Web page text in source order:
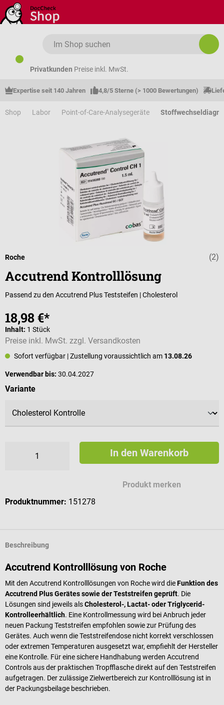
Zum Hauptinhalt springen
Privatkunden Preise inkl. MwSt.
Expertise seit 140 Jahren 4,8/5 Sterne (> 1000 Bewertungen)
Shop Labor Point-of-Care-Analysegeräte
(2)
Roche
Accutrend Kontrolllösung
Passend zu den Accutrend Plus Teststeifen | Cholesterol
18,98 €*
Inhalt: 1 Stück
Preise inkl. MwSt. zzgl. Versandkosten
Sofort verfügbar | Zustellung voraussichtlich am 13.08.26
Verwendbar bis: 30.04.2027
Varianteauswählen
In den Warenkorb
Produkt merken
Produktnummer: 151278
Beschreibung
Accutrend Kontrolllösung von Roche
Mit den Accutrend Kontrolllösungen von Roche wird dieFunktion des
Accutrend Plus Gerätes sowie der Teststreifen geprüft. Die
Lösungen sind jeweils alsCholesterol-, Lactat- oder Triglycerid-
Kontrolleerhältlich. Eine Kontrollmessung wird bei Anbruch jeder
neuen Packung Teststreifen empfohlen sowie zur Prüfung des
Gerätes. Auch wenn die Teststreifendose nicht korrekt verschlossen
oder extremen Temperaturen ausgesetzt war, empfiehlt der Hersteller
eine Kontrolle. Für eine sichere Handhabung werden Accutrend
Controls aus der praktischen Tropfflasche direkt auf den Teststreifen
aufgetragen. Der zulässige Zielwertbereich zur Kontrolllösung ist in
der Packungsbeilage beschrieben.